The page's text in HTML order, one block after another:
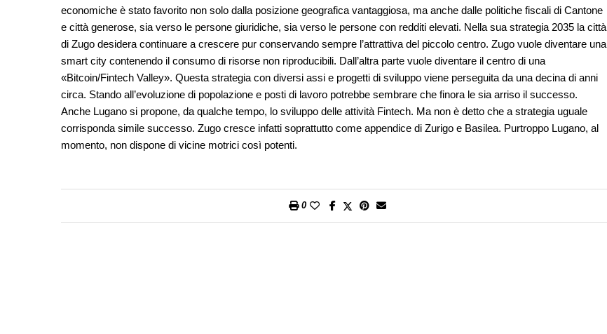
economiche è stato favorito non solo dalla posizione geografica vantaggiosa, ma anche dalle politiche fiscali di Cantone
e città generose, sia verso le persone giuridiche, sia verso le persone con redditi elevati. Nella sua strategia 2035 la città
di Zugo desidera continuare a crescere pur conservando sempre l’attrattiva del piccolo centro. Zugo vuole diventare una
smart city contenendo il consumo di risorse non riproducibili. Dall’altra parte vuole diventare il centro di una
«Bitcoin/Fintech Valley». Questa strategia con diversi assi e progetti di sviluppo viene perseguita da una decina di anni
circa. Stando all’evoluzione di popolazione e posti di lavoro potrebbe sembrare che finora le sia arriso il successo.
Anche Lugano si propone, da qualche tempo, lo sviluppo delle attività Fintech. Ma non è detto che a strategia uguale
corrisponda simile successo. Zugo cresce infatti soprattutto come appendice di Zurigo e Basilea. Purtroppo Lugano, al
momento, non dispone di vicine motrici così potenti.
0